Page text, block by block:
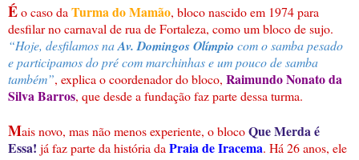
Éo caso daTurma do Mamão, bloco nascido em 1974 para
desfilar no carnaval de rua de Fortaleza, como um bloco de sujo.
“Hoje, desfilamos naAv. Domingos Olímpio com o samba pesado
e participamos do pré com marchinhas e um pouco de samba
também”, explica o coordenador do bloco, Raimundo Nonato da
Silva Barros, que desde a fundação faz parte dessa turma.
Mais novo, mas não menos experiente, o blocoQue Merda é
Essa! já faz parte da história daPraia de Iracema. Há 26 anos, ele